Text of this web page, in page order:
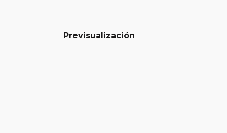
Previsualización